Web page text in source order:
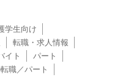
学生向け
転職・求人情報
イト
パート
職／パート